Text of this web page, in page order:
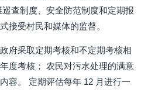
查制度、安全防范制度和定期报
接受村民和媒体的监督。
府采取定期考核和不定期考核相
度考核； 农民对污水处理的满意
容。 定期评估每年 12 月进行一